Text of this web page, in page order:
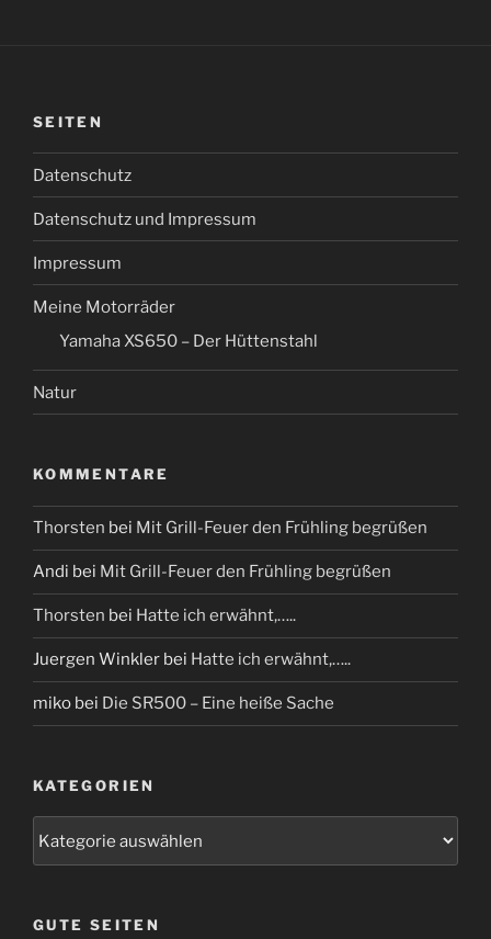
SEITEN
Datenschutz
Datenschutz und Impressum
Impressum
Meine Motorräder
Yamaha XS650 – Der Hüttenstahl
Natur
KOMMENTARE
Thorsten bei Mit Grill-Feuer den Frühling begrüßen
Andi bei Mit Grill-Feuer den Frühling begrüßen
Thorsten bei Hatte ich erwähnt,…..
Juergen Winkler bei Hatte ich erwähnt,…..
miko bei Die SR500 – Eine heiße Sache
KATEGORIEN
GUTE SEITEN